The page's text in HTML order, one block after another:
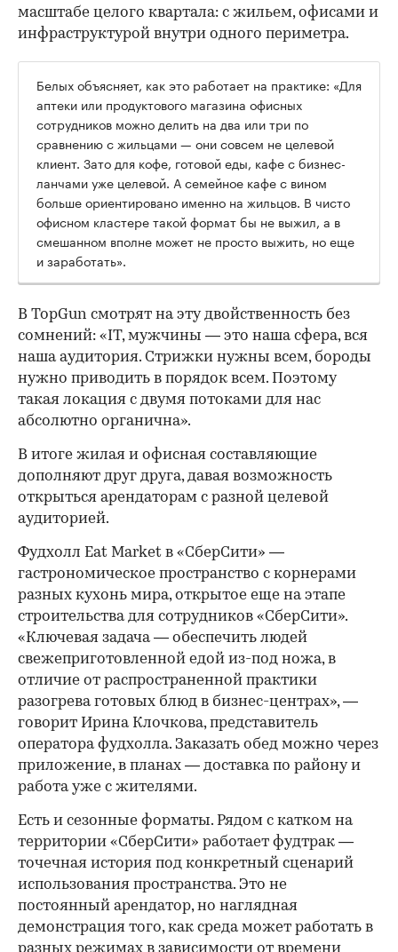
масштабе целого квартала: с жильем, офисами и
инфраструктурой внутри одного периметра.
Белых объясняет, как это работает на практике: «Для
аптеки или продуктового магазина офисных
сотрудников можно делить на два или три по
сравнению с жильцами — они совсем не целевой
клиент. Зато для кофе, готовой еды, кафе с бизнес-
ланчами уже целевой. А семейное кафе с вином
больше ориентировано именно на жильцов. В чисто
офисном кластере такой формат бы не выжил, а в
смешанном вполне может не просто выжить, но еще
и заработать».
В TopGun смотрят на эту двойственность без
сомнений: «IT, мужчины — это наша сфера, вся
наша аудитория. Стрижки нужны всем, бороды
нужно приводить в порядок всем. Поэтому
такая локация с двумя потоками для нас
абсолютно органична».
В итоге жилая и офисная составляющие
дополняют друг друга, давая возможность
открыться арендаторам с разной целевой
аудиторией.
Фудхолл Eat Market в «СберСити» —
гастрономическое пространство с корнерами
разных кухонь мира, открытое еще на этапе
строительства для сотрудников «СберСити».
«Ключевая задача — обеспечить людей
свежеприготовленной едой из-под ножа, в
отличие от распространенной практики
разогрева готовых блюд в бизнес-центрах», —
говорит Ирина Клочкова, представитель
оператора фудхолла. Заказать обед можно через
приложение, в планах — доставка по району и
работа уже с жителями.
Есть и сезонные форматы. Рядом с катком на
территории «СберСити» работает фудтрак —
точечная история под конкретный сценарий
использования пространства. Это не
постоянный арендатор, но наглядная
демонстрация того, как среда может работать в
разных режимах в зависимости от времени